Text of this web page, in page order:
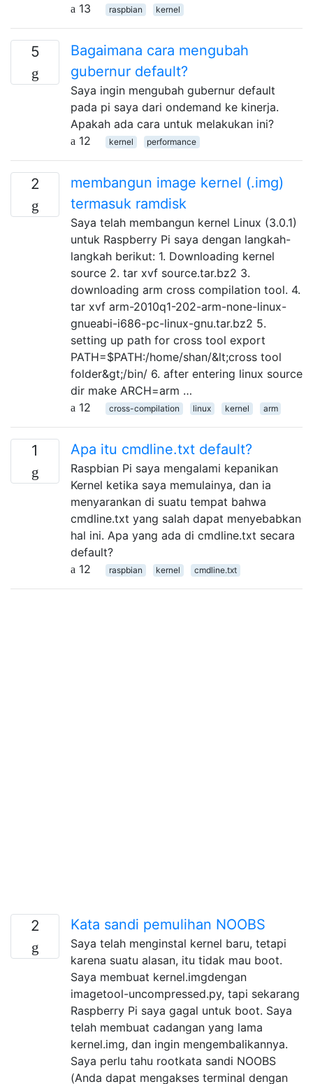
13
raspbian kernel
5
Bagaimana cara mengubah
gubernur default?
Saya ingin mengubah gubernur default
pada pi saya dari ondemand ke kinerja.
Apakah ada cara untuk melakukan ini?
12
kernel performance
2
membangun image kernel (.img)
termasuk ramdisk
Saya telah membangun kernel Linux (3.0.1)
untuk Raspberry Pi saya dengan langkah-
langkah berikut: 1. Downloading kernel
source 2. tar xvf source.tar.bz2 3.
downloading arm cross compilation tool. 4.
tar xvf arm-2010q1-202-arm-none-linux-
gnueabi-i686-pc-linux-gnu.tar.bz2 5.
setting up path for cross tool export
PATH=$PATH:/home/shan/&lt;cross tool
folder&gt;/bin/ 6. after entering linux source
dir make ARCH=arm …
12
cross-compilation linux kernel arm
1 Apa itu cmdline.txt default?
Raspbian Pi saya mengalami kepanikan
Kernel ketika saya memulainya, dan ia
menyarankan di suatu tempat bahwa
cmdline.txt yang salah dapat menyebabkan
hal ini. Apa yang ada di cmdline.txt secara
default?
12
raspbian kernel cmdline.txt
2 Kata sandi pemulihan NOOBS
Saya telah menginstal kernel baru, tetapi
karena suatu alasan, itu tidak mau boot.
Saya membuat kernel.imgdengan
imagetool-uncompressed.py, tapi sekarang
Raspberry Pi saya gagal untuk boot. Saya
telah membuat cadangan yang lama
kernel.img, dan ingin mengembalikannya.
Saya perlu tahu rootkata sandi NOOBS
(Anda dapat mengakses terminal dengan